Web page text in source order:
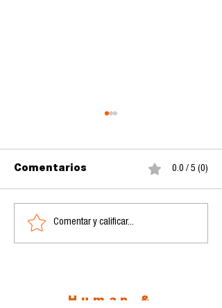
Romper el Silencio: la
Violencia de Género
Comentarios 0.0 / 5 (0)
Comentar y calificar...
Human &